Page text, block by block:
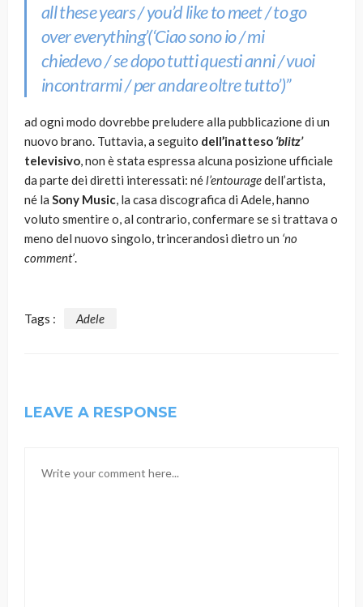
all these years / you’d like to meet / to go
over everything’(‘Ciao sono io / mi
chiedevo / se dopo tutti questi anni / vuoi
incontrarmi / per andare oltre tutto’)”
ad ogni modo dovrebbe preludere alla pubblicazione di un
nuovo brano. Tuttavia, a seguito dell’inatteso ‘blitz’
televisivo, non è stata espressa alcuna posizione ufficiale
da parte dei diretti interessati: nél’entouragedell’artista,
né la Sony Music, la casa discografica di Adele, hanno
voluto smentire o, al contrario, confermare se si trattava o
meno del nuovo singolo, trincerandosi dietro un ‘no
comment’.
Tags : Adele
LEAVE A RESPONSE